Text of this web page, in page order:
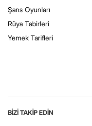
Şans Oyunları
Rüya Tabirleri
Yemek Tarifleri
BİZİ TAKİP EDİN